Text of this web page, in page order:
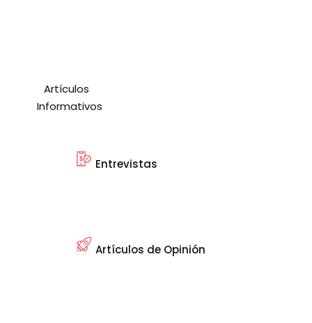
Artículos
Informativos
Entrevistas
Artículos de Opinión